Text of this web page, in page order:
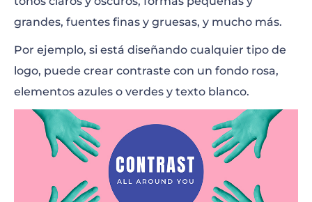
grandes, fuentes finas y gruesas, y mucho más.
Por ejemplo, si está diseñando cualquier tipo de
logo, puede crear contraste con un fondo rosa,
elementos azules o verdes y texto blanco.